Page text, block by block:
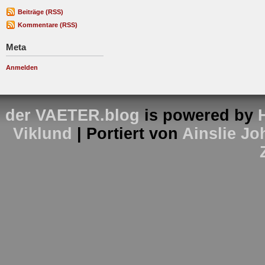
Beiträge (RSS)
Kommentare (RSS)
Meta
Anmelden
der VAETER.blog is powered by
Viklund
| Portiert von Ainslie